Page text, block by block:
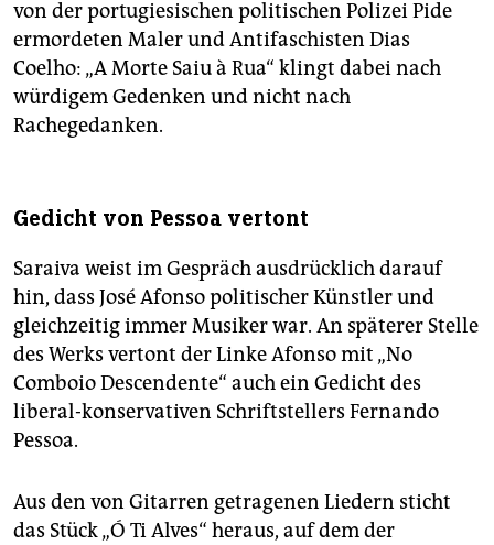
von der portugiesischen politischen Polizei Pide
ermordeten Maler und Antifaschisten Dias
Coelho: „A Morte Saiu à Rua“ klingt dabei nach
würdigem Gedenken und nicht nach
Rachegedanken.
Gedicht von Pessoa vertont
Saraiva weist im Gespräch ausdrücklich darauf
hin, dass José Afonso politischer Künstler und
gleichzeitig immer Musiker war. An späterer Stelle
des Werks vertont der Linke Afonso mit „No
Comboio Descendente“ auch ein Gedicht des
liberal-konservativen Schriftstellers Fernando
Pessoa.
Aus den von Gitarren getragenen Liedern sticht
das Stück „Ó Ti Alves“ heraus, auf dem der